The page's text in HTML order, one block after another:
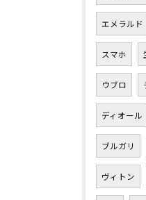
エメラルド
スマホ
ウブロ
ディオール
ブルガリ
ヴィトン